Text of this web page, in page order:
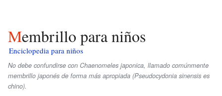
Membrillo para niños
Enciclopedia para niños
No debe confundirse con Chaenomeles japonica, llamado comúnmente
membrillo japonés de forma más apropiada (Pseudocydonia sinensis es
chino).